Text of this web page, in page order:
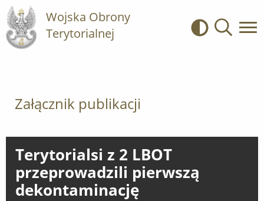
Wojska Obrony
Terytorialnej
Kontrast
Załącznik publikacji
Terytorialsi z 2 LBOT
przeprowadzili pierwszą
dekontaminację